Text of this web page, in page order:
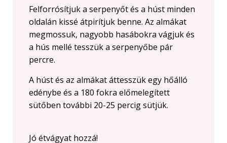
Felforrósítjuk a serpenyőt és a húst minden
oldalán kissé átpirítjuk benne. Az almákat
megmossuk, nagyobb hasábokra vágjuk és
a hús mellé tesszük a serpenyőbe pár
percre.
A húst és az almákat áttesszük egy hőálló
edénybe és a 180 fokra előmelegített
sütőben további 20-25 percig sütjük.
Jó étvágyat hozzá!